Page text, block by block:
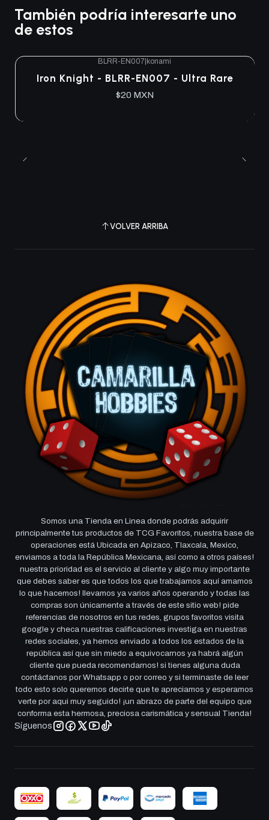
También podría interesarte uno
de estos
BLRR-EN007 konami
Iron Knight - BLRR-EN007 - Ultra Rare
$20 MXN
VOLVER ARRIBA
Somos una Tienda en Linea donde podrás adquirir
principalmente tus productos de TCG Favoritos, nuestra base de
operaciones está Ubicada en Apizaco, Tlaxcala, Mexico,
enviamos a toda la República Mexicana, así como a otros países!
nuestra prioridad es el servicio al cliente y algo muy importante
que debes saber es que todos los que trabajamos aquí amamos
lo que hacemos! llevamos ya varios años operando y todas las
compras son únicamente a través de este sitio web! pide
referencias de nosotros en tus redes, grupos favoritos visita
google y checa nuestras calificaciones investiga en nuestras
redes sociales, ya hemos enviado a todos los estados de la
república así que sin miedo a equivocarnos ya habrá algún
cliente que pueda recomendarnos! si tienes alguna duda
contáctanos por Whatsapp o por correo y si terminaste de leer
todo esto solo queremos decirte que te apreciamos y esperamos
verte por aqui muy seguido! ¡un abrazo de parte del equipo que
conforma esta hermosa, preciosa carismática y sensual Tienda!
Síguenos